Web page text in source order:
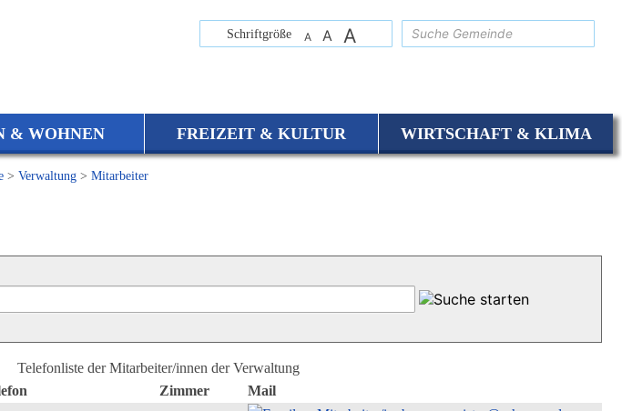
Schriftgröße A A A
& WOHNEN FREIZEIT & KULTUR WIRTSCHAFT & KLIMA
> Verwaltung > Mitarbeiter
Telefonliste der Mitarbeiter/innen der Verwaltung
Zimmer Mail